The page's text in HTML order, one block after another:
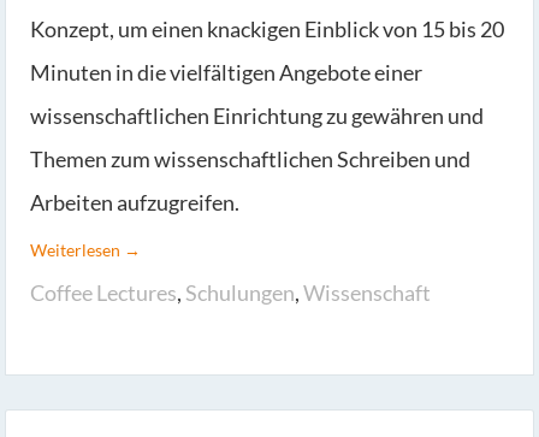
Konzept, um einen knackigen Einblick von 15 bis 20
Minuten in die vielfältigen Angebote einer
wissenschaftlichen Einrichtung zu gewähren und
Themen zum wissenschaftlichen Schreiben und
Arbeiten aufzugreifen.
Weiterlesen →
Coffee Lectures, Schulungen,Wissenschaft